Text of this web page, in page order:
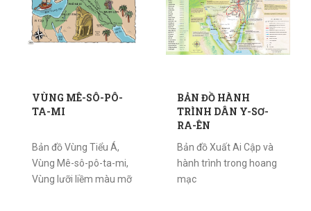
VÙNG MÊ-SÔ-PÔ-
TA-MI
Bản đồ Vùng Tiểu Á,
Vùng Mê-sô-pô-ta-mi,
Vùng lưỡi liềm màu mỡ
BẢN ĐỒ HÀNH
TRÌNH DÂN Y-SƠ-
RA-ÊN
Bản đồ Xuất Ai Cập và
hành trình trong hoang
mạc